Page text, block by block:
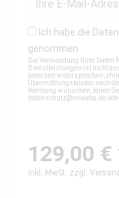
Ich habe die
genommen.
Die Verwendung Ihrer Daten
Dienstleistungen ist nicht
jederzeit widersprechen,
Übermittlungskosten nach
Werbung wünschen, teilen
datenschutz@miweba.de
129,00 €
inkl. MwSt. zzgl.